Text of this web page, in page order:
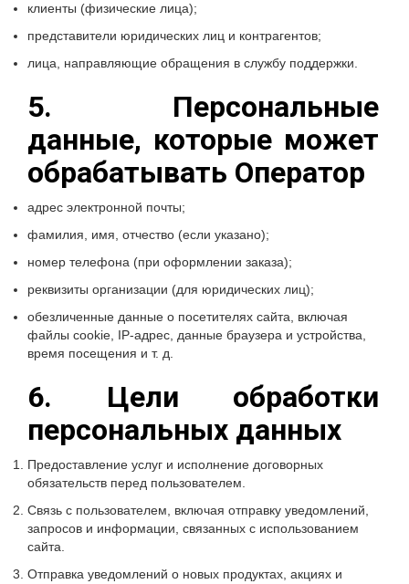
клиенты (физические лица);
представители юридических лиц и контрагентов;
лица, направляющие обращения в службу поддержки.
5. Персональные
данные, которые может
обрабатывать Оператор
адрес электронной почты;
фамилия, имя, отчество (если указано);
номер телефона (при оформлении заказа);
реквизиты организации (для юридических лиц);
обезличенные данные о посетителях сайта, включая
файлы cookie, IP-адрес, данные браузера и устройства,
время посещения и т. д.
6. Цели обработки
персональных данных
Предоставление услуг и исполнение договорных
обязательств перед пользователем.
Связь с пользователем, включая отправку уведомлений,
запросов и информации, связанных с использованием
сайта.
Отправка уведомлений о новых продуктах, акциях и